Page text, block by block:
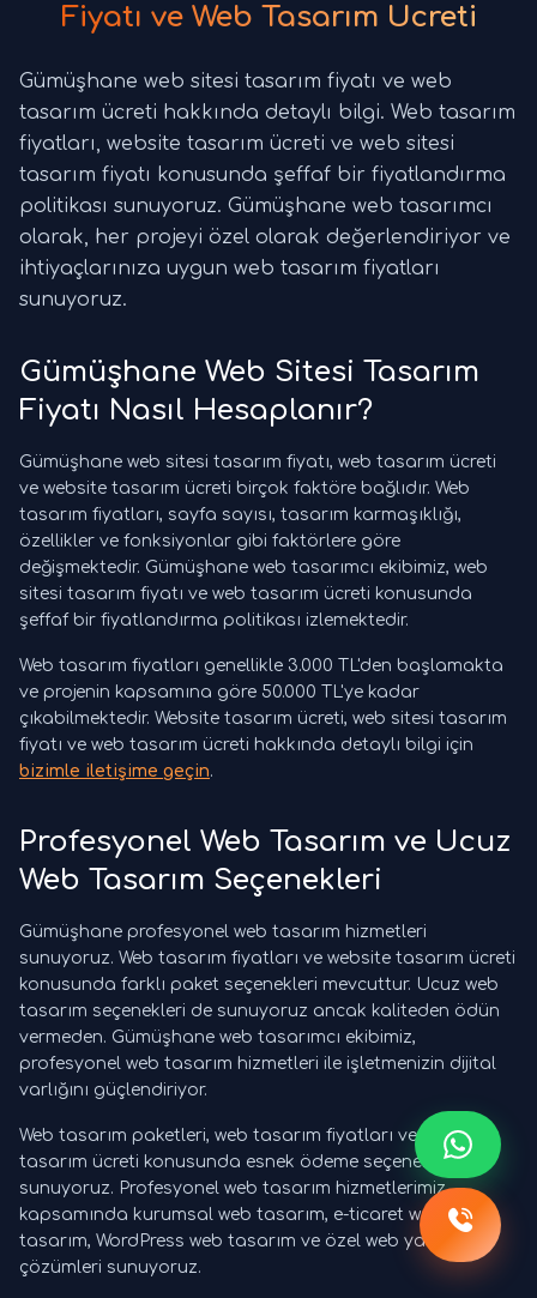
Fiyatı ve Web Tasarım Ücreti
Gümüşhane web sitesi tasarım fiyatı ve web
tasarım ücreti hakkında detaylı bilgi. Web tasarım
fiyatları, website tasarım ücreti ve web sitesi
tasarım fiyatı konusunda şeffaf bir fiyatlandırma
politikası sunuyoruz. Gümüşhane web tasarımcı
olarak, her projeyi özel olarak değerlendiriyor ve
ihtiyaçlarınıza uygun web tasarım fiyatları
sunuyoruz.
Gümüşhane Web Sitesi Tasarım
Fiyatı Nasıl Hesaplanır?
Gümüşhane web sitesi tasarım fiyatı, web tasarım ücreti
ve website tasarım ücreti birçok faktöre bağlıdır. Web
tasarım fiyatları, sayfa sayısı, tasarım karmaşıklığı,
özellikler ve fonksiyonlar gibi faktörlere göre
değişmektedir. Gümüşhane web tasarımcı ekibimiz, web
sitesi tasarım fiyatı ve web tasarım ücreti konusunda
şeffaf bir fiyatlandırma politikası izlemektedir.
Web tasarım fiyatları genellikle 3.000 TL'den başlamakta
ve projenin kapsamına göre 50.000 TL'ye kadar
çıkabilmektedir. Website tasarım ücreti, web sitesi tasarım
fiyatı ve web tasarım ücreti hakkında detaylı bilgi için
bizimle iletişime geçin.
Profesyonel Web Tasarım ve Ucuz
Web Tasarım Seçenekleri
Gümüşhane profesyonel web tasarım hizmetleri
sunuyoruz. Web tasarım fiyatları ve website tasarım ücreti
konusunda farklı paket seçenekleri mevcuttur. Ucuz web
tasarım seçenekleri de sunuyoruz ancak kaliteden ödün
vermeden. Gümüşhane web tasarımcı ekibimiz,
profesyonel web tasarım hizmetleri ile işletmenizin dijital
varlığını güçlendiriyor.
Web tasarım paketleri, web tasarım fiyatları ve website
tasarım ücreti konusunda esnek ödeme seçenekleri
sunuyoruz. Profesyonel web tasarım hizmetlerimiz
kapsamında kurumsal web tasarım, e-ticaret web
tasarım, WordPress web tasarım ve özel web yazılım
çözümleri sunuyoruz.